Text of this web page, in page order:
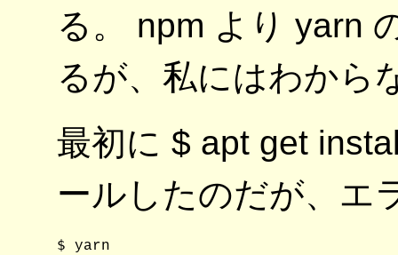
る。 npm より yarn
るが、私にはわから
最初に $ apt get
ールしたのだが、エ
$ yarn